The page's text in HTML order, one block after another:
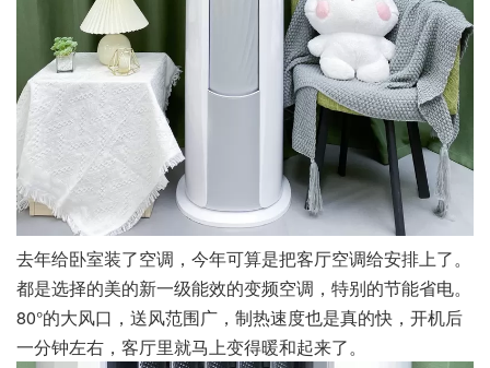
去年给卧室装了空调，今年可算是把客厅空调给安排上了。
都是选择的美的新一级能效的变频空调，特别的节能省电。
80°的大风口，送风范围广，制热速度也是真的快，开机后
一分钟左右，客厅里就马上变得暖和起来了。